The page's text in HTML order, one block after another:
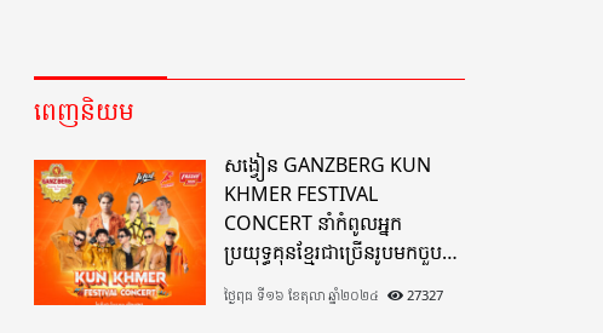
ពេញនិយម
សង្វៀន GANZBERG KUN
KHMER FESTIVAL
CONCERT នាំកំពូលអ្នក
ប្រយុទ្ធគុនខ្មែរជាច្រើនរូបមកចួប
គ្នាលើសង្វៀនគុនខ្មែរតែមួយដ៏
អស្ចារ្យលើទឹកដីខេត្តបាត់ដំបង
ថ្ងៃពុធ ទី១៦ ខែតុលា ឆ្នាំ២០២៤ 27327